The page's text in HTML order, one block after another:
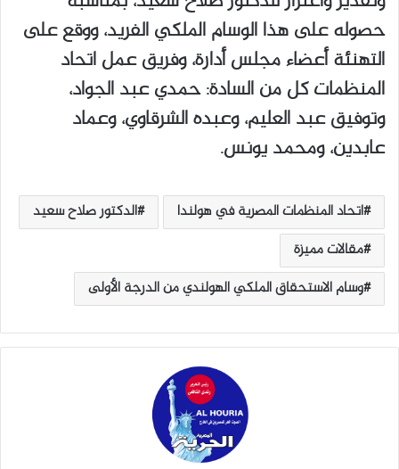
حصوله على هذا الوسام الملكي الفريد، ووقع على
التهنئة أعضاء مجلس أدارة، وفريق عمل اتحاد
المنظمات كل من السادة: حمدي عبد الجواد،
وتوفيق عبد العليم، وعبده الشرقاوي، وعماد
عابدين، ومحمد يونس.
اتحاد المنظمات المصرية في هولندا
الدكتور صلاح سعيد
مقالات مميزة
وسام الاستحقاق الملكي الهولندي من الدرجة الأولى